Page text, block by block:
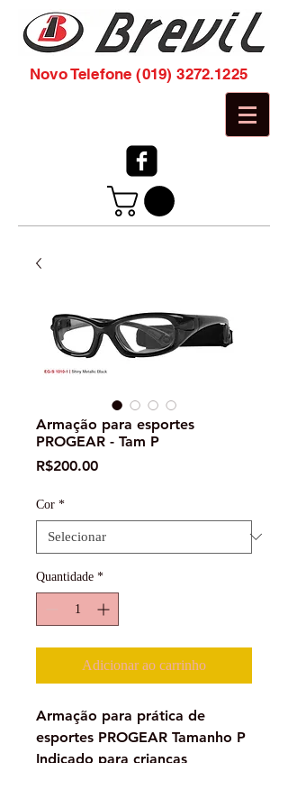
Novo Telefone(019) 3272.1225
Armação para esportes
PROGEAR - Tam P
R$200.00Preço
Cor *
Quantidade *
Adicionar ao carrinho
Armação para prática de
esportes PROGEAR Tamanho P
Indicado para crianças